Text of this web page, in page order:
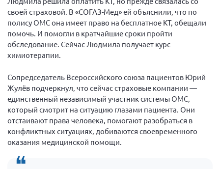
своей страховой. В «СОГАЗ-Мед» ей объяснили, что по
полису ОМС она имеет право на бесплатное КТ, обещали
помочь. И помогли в кратчайшие сроки пройти
обследование. Сейчас Людмила получает курс
химиотерапии.
Сопредседатель Всероссийского союза пациентов Юрий
Жулёв подчеркнул, что сейчас страховые компании —
единственный независимый участник системы ОМС,
который смотрит на ситуацию глазами пациента. Они
отстаивают права человека, помогают разобраться в
конфликтных ситуациях, добиваются своевременного
оказания медицинской помощи.